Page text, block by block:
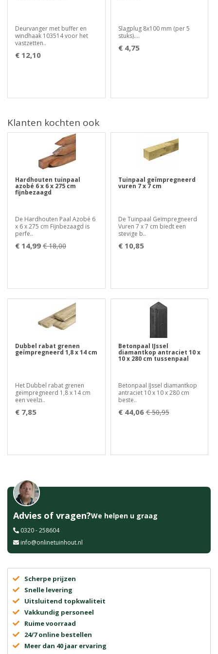
Deurvanger met buffer en
windhaak 103514 voor het
vastzetten..
€ 12,10
Slagplug 8x100 mm (per 5
stuks)....
€ 4,75
Klanten kochten ook
Hardhouten tuinpaal
azobé 6 x 6 x 275 cm
fijnbezaagd
De Hardhouten Paal Azobé 6
x 6 x 275 cm Fijnbezaagd is
perfe..
€ 14,99 € 18,00
Tuinpaal geïmpregneerd
vuren 7 x 7 cm
De Tuinpaal Geïmpregneerd
Vuren 7 x 7 cm biedt een
stevige b..
€ 10,85
Dubbel rabat grenen
geïmpregneerd 1,8 x 14 cm
Het Dubbel rabat grenen
geïmpregneerd 1,8 x 14 cm
een veelzi..
€ 7,85
Betonpaal IJssel
diamantkop antraciet 10 x
10 x 280 cm tussenpaal
Betonpaal IJssel diamantkop
antraciet 10 x 10 x 280 cm
beste..
€ 44,06 € 50,95
Advies of vragen?We helpen u graag
0320 - 258604
info@onlinetuinhout.nl
Scherpe prijzen
Snelle levering
Uitsluitend topkwaliteit
Vakkundig personeel
Ruime voorraad
24/7 online bestellen
Meer dan 40 jaar ervaring